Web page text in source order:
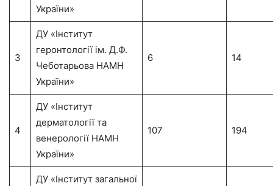
України»
3
ДУ «Інститут
геронтології ім. Д.Ф.
Чеботарьова НАМН
України»
6 14
4
ДУ «Інститут
дерматології та
венерології НАМН
України»
107 194
ДУ «Інститут загальної